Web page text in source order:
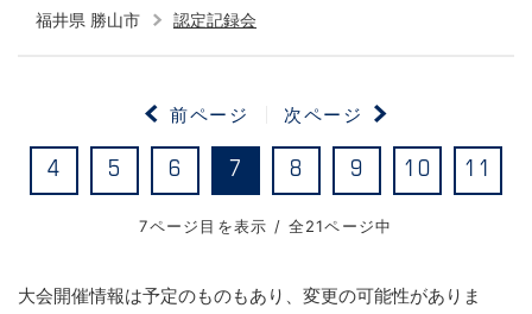
福井県 勝山市 認定記録会
7ページ目を表示 / 全21ページ中
前ページ
4 5 6 7 8 9 10 11
次ページ
大会開催情報は予定のものもあり、変更の可能性がありま